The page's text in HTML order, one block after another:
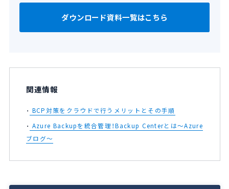
ダウンロード資料一覧はこちら
関連情報
BCP対策をクラウドで行うメリットとその手順
Azure Backupを統合管理！Backup Centerとは～Azure
ブログ～